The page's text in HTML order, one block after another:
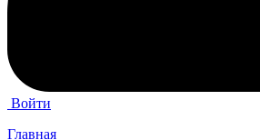
Войти
Главная